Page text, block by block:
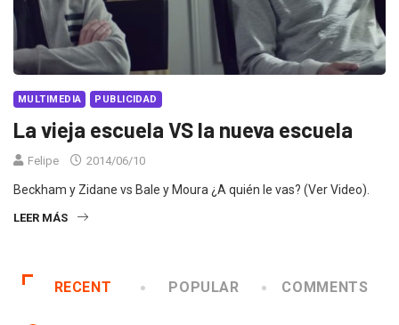
MULTIMEDIA PUBLICIDAD
La vieja escuela VS la nueva escuela
Felipe 2014/06/10
Beckham y Zidane vs Bale y Moura ¿A quién le vas? (Ver Video).
LEER MÁS
RECENT POPULAR COMMENTS